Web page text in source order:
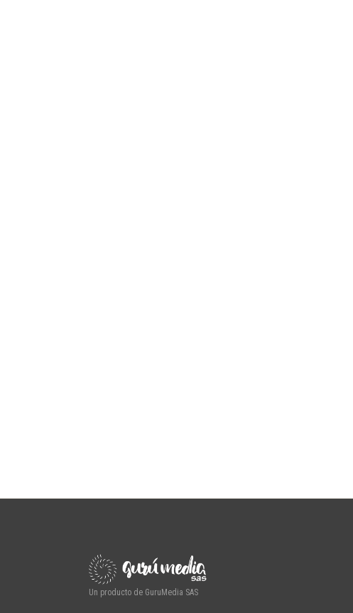
Un producto de GuruMedia SAS